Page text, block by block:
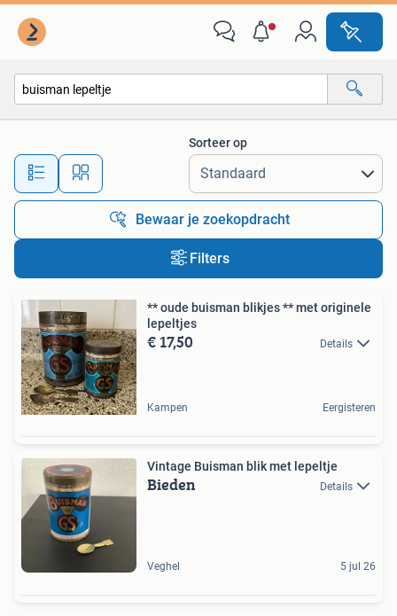
Alle afstanden…
Sorteer op
Bewaar je zoekopdracht
Filters
** oude buisman blikjes ** met originele
lepeltjes
€ 17,50 Details
Kampen Eergisteren
Vintage Buisman blik met lepeltje
Bieden Details
Veghel 5 jul 26